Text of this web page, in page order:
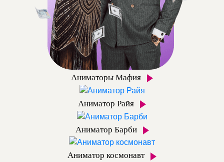
Аниматоры Мафия
Аниматор Райя
Аниматор Барби
Аниматор космонавт